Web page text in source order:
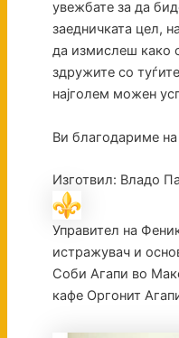
увежбате за да
заедничката цел,
да измислеш како
здружите со
најголем можен
Ви благодариме
Изготвил: Владо
Управител на
истражувач и
Соби Агапи во
кафе Оргонит